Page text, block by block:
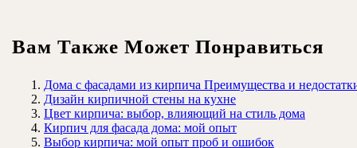
Вам Также Может Понравиться
Дома с фасадами из кирпича Преимущества и
Дизайн кирпичной стены на кухне
Цвет кирпича: выбор, влияющий на стиль дома
Кирпич для фасада дома: мой опыт
Выбор кирпича: мой опыт проб и ошибок